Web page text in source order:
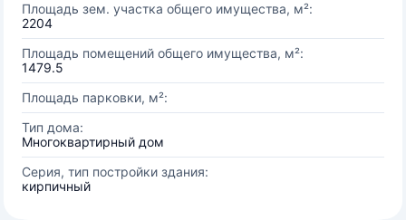
Площадь зем. участка общего имущества, м²:
2204
Площадь помещений общего имущества, м²:
1479.5
Площадь парковки, м²:
Тип дома:
Многоквартирный дом
Серия, тип постройки здания:
кирпичный